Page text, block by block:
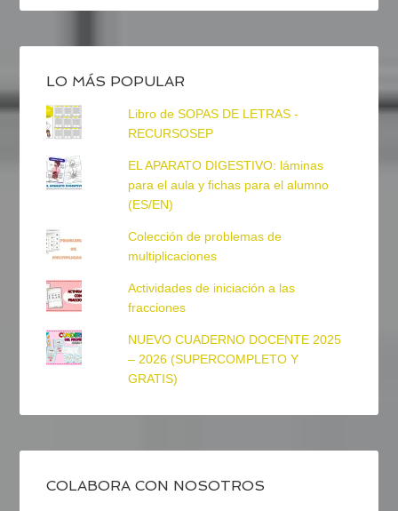
LO MÁS POPULAR
Libro de SOPAS DE LETRAS -
RECURSOSEP
EL APARATO DIGESTIVO: láminas
para el aula y fichas para el alumno
(ES/EN)
Colección de problemas de
multiplicaciones
Actividades de iniciación a las
fracciones
NUEVO CUADERNO DOCENTE 2025
– 2026 (SUPERCOMPLETO Y
GRATIS)
COLABORA CON NOSOTROS